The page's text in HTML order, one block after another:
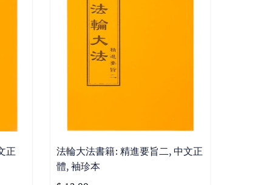
正
法輪大法書籍: 精進要旨二, 中文正
體, 袖珍本